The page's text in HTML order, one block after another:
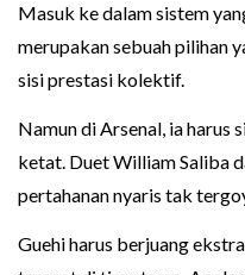
Masuk ke dalam sistem
merupakan sebuah pilihan
sisi prestasi kolektif.
Namun di Arsenal, ia harus
ketat. Duet William Saliba
pertahanan nyaris tak
Guehi harus berjuang